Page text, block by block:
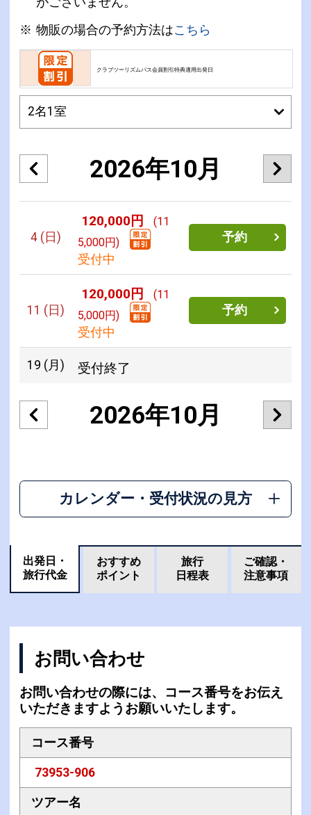
物販の場合の予約方法はこちら
クラブツーリズムパス会員割引特典適用出発日
2026年10月
4 (日)
120,000円
(11
5,000円)
受付中
予約
11 (日)
120,000円
(11
5,000円)
受付中
予約
19 (月) 受付終了
2026年10月
カレンダー・受付状況の見方
出発日・
旅行代金
おすすめ
ポイント
旅行
日程表
ご確認・
注意事項
お問い合わせ
お問い合わせの際には、コース番号をお伝え
いただきますようお願いいたします。
コース番号
73953-906
ツアー名